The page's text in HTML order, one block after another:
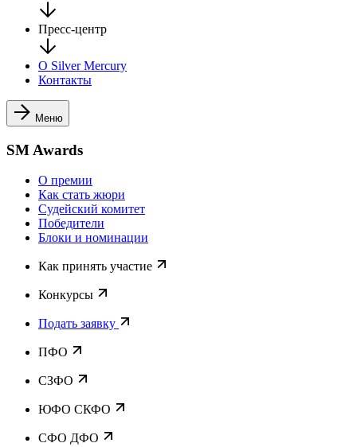
Пресс-центр
О Silver Mercury
Контакты
Меню
SM Awards
О премии
Как стать жюри
Судейский комитет
Победители
Блоки и номинации
Как принять участие
Конкурсы
Подать заявку
ПФО
СЗФО
ЮФО СКФО
CФО ДФО